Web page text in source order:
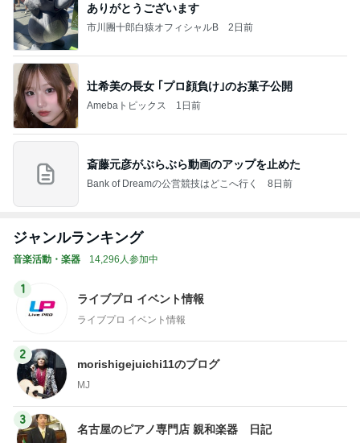
ありがとうございます
市川團十郎白猿オフィシャルB 2日前
辻希美の長女 ｢プロ顔負け｣のお菓子公開
Amebaトピックス 1日前
斎藤元彦がぶらぶら動画のアップを止めた
Bank of Dreamの公営競技はどこへ行く 8日前
ジャンルランキング
音楽活動・楽器 14,296人参加中
1
ライブプロ イベント情報
ライブプロ イベント情報
2
morishigejuichi11のブログ
MJ
3
名古屋のピアノ専門店 親和楽器 日記